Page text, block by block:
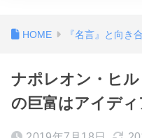
『名言』と向き
ナポレオン・ヒ
の巨富はアイディ